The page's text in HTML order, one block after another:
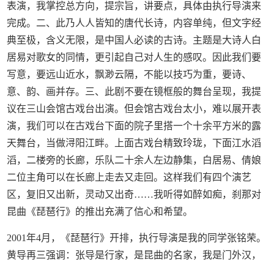
表演，我掌控总方向，提宗旨，讲要点，具体由执行导演来
完成。二、此乃人人皆知的唐代长诗，内容单纯，但文字经
典至极，含义无限，是中国人必读的古诗。主题是大诗人白
居易对歌女的同情，更引起自己对人生的感叹。因此我们要
写意，要远山近水，飘渺云隔，不能以技巧为重，要诗、
意、韵、画并存。三、此剧不要在镜框般的舞台呈现，我提
议在三山会馆古戏台出演。但会馆古戏台太小，难以展开表
演，我们可以在古戏台下面的院子里搭一个十余平方米的露
天舞台，当做浔阳江畔。上面古戏台精致玲珑，下面江水滔
滔，二楼旁的长廊，乐队二十余人左边静集，白居易、倩娘
二位主角可以在长廊上走去又走回。这样我们有四个演艺
区，复旧又出新，灵动又出奇……我听得如醉如痴，刹那对
昆曲《琵琶行》的推出充满了信心和希望。
2001年4月，《琵琶行》开排，执行导演是我的同学张铭荣。
黄导再三强调：张导是行家，是昆曲的名家，我是门外汉，